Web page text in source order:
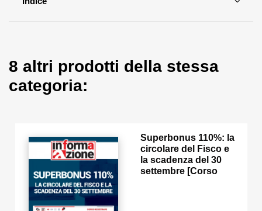
8 altri prodotti della stessa
categoria:
Superbonus 110%: la
circolare del Fisco e
la scadenza del 30
settembre [Corso